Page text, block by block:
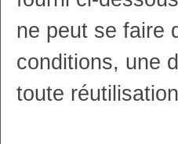
ne peut se faire
conditions, une
toute